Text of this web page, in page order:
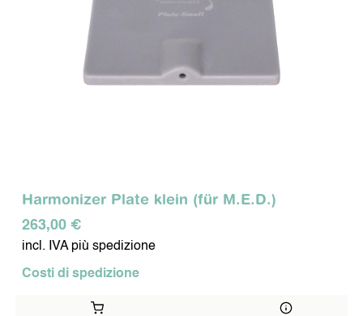
Harmonizer Plate klein (für M.E.D.)
263,00 €
incl. IVA più spedizione
Costi di spedizione